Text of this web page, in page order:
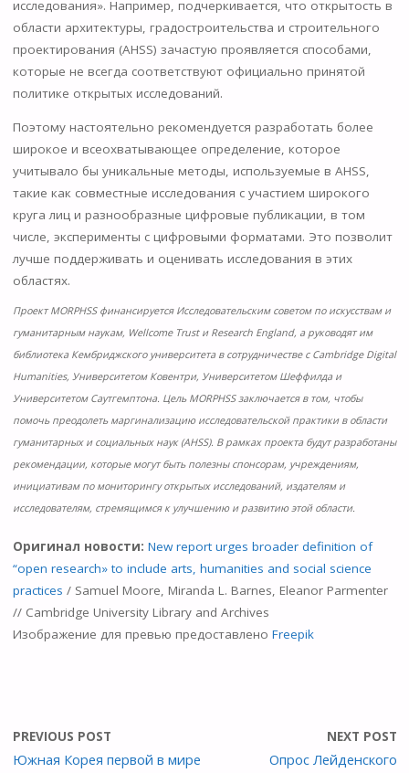
исследования». Например, подчеркивается, что открытость в
области архитектуры, градостроительства и строительного
проектирования (AHSS) зачастую проявляется способами,
которые не всегда соответствуют официально принятой
политике открытых исследований.
Поэтому настоятельно рекомендуется разработать более
широкое и всеохватывающее определение, которое
учитывало бы уникальные методы, используемые в AHSS,
такие как совместные исследования с участием широкого
круга лиц и разнообразные цифровые публикации, в том
числе, эксперименты с цифровыми форматами. Это позволит
лучше поддерживать и оценивать исследования в этих
областях.
Проект MORPHSS финансируется Исследовательским советом по искусствам и
гуманитарным наукам, Wellcome Trust и Research England, а руководят им
библиотека Кембриджского университета в сотрудничестве с Cambridge Digital
Humanities, Университетом Ковентри, Университетом Шеффилда и
Университетом Саутгемптона. Цель MORPHSS заключается в том, чтобы
помочь преодолеть маргинализацию исследовательской практики в области
гуманитарных и социальных наук (AHSS). В рамках проекта будут разработаны
рекомендации, которые могут быть полезны спонсорам, учреждениям,
инициативам по мониторингу открытых исследований, издателям и
исследователям, стремящимся к улучшению и развитию этой области.
Оригинал новости: New report urges broader definition of
“open research» to include arts, humanities and social science
practices / Samuel Moore, Miranda L. Barnes, Eleanor Parmenter
// Cambridge University Library and Archives
Изображение для превью предоставлено Freepik
PREVIOUS POST
Южная Корея первой в мире
NEXT POST
Опрос Лейденского